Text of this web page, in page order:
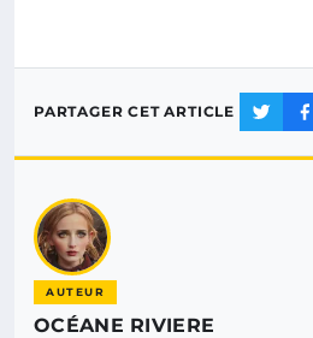
PARTAGER CET ARTICLE
AUTEUR
OCÉANE RIVIERE